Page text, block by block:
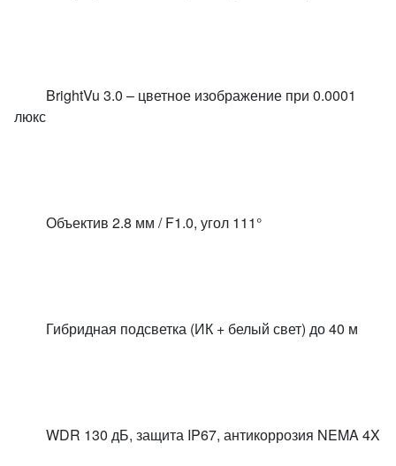
BrightVu 3.0 – цветное изображение при 0.0001
люкс
Объектив 2.8 мм / F1.0, угол 111°
Гибридная подсветка (ИК + белый свет) до 40 м
WDR 130 дБ, защита IP67, антикоррозия NEMA 4X